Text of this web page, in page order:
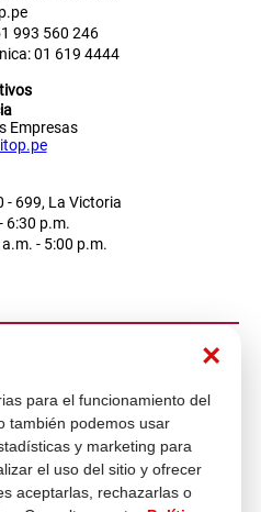
×
para el funcionamiento del
también podemos usar
y marketing para
el uso del sitio y ofrecer
aceptarlas, rechazarlas o
993 560 246
01 619 4444
Empresas
- 699, La Victoria
6:30 p.m.
- 5:00 p.m.